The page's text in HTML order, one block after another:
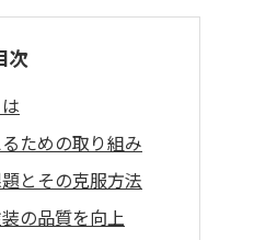
次
ための取り組み
とその克服方法
の品質を向上